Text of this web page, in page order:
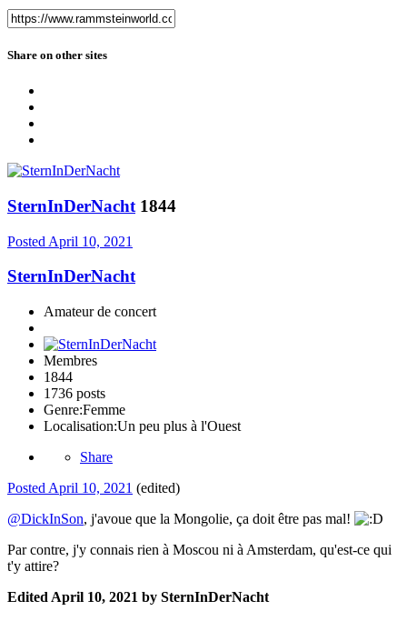
Share on other sites
SternInDerNacht 1844
Posted April 10, 2021
SternInDerNacht
Amateur de concert
Membres
1844
1736 posts
Genre:Femme
Localisation:Un peu plus à l'Ouest
Share
Posted April 10, 2021 (edited)
@DickInSon, j'avoue que la Mongolie, ça doit être pas mal!
Par contre, j'y connais rien à Moscou ni à Amsterdam, qu'est-ce qui
t'y attire?
Edited April 10, 2021 by SternInDerNacht